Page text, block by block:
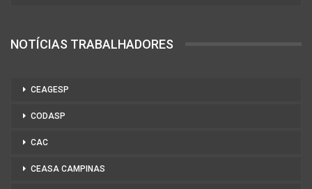
NOTÍCIAS TRABALHADORES
CEAGESP
CODASP
CAC
CEASA CAMPINAS